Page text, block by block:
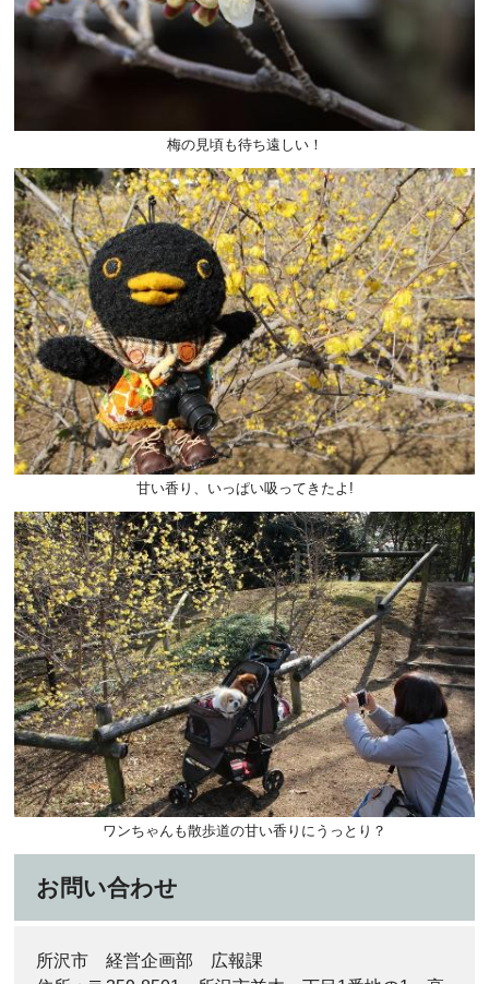
梅の見頃も待ち遠しい！
甘い香り、いっぱい吸ってきたよ!
ワンちゃんも散歩道の甘い香りにうっとり？
お問い合わせ
所沢市 経営企画部 広報課